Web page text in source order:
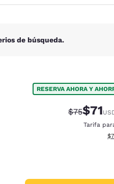
de búsqueda.
RESERVA AHORA Y
Precio
$75Precio
$71
Tarifa